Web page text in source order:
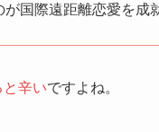
が国際遠距離恋愛を成
辛いですよね。